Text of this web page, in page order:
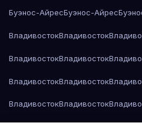
Буэнос-АйресБуэнос-Айрес
ВладивостокВладивосток
ВладивостокВладивосток
ВладивостокВладивосток
ВладивостокВладивосток